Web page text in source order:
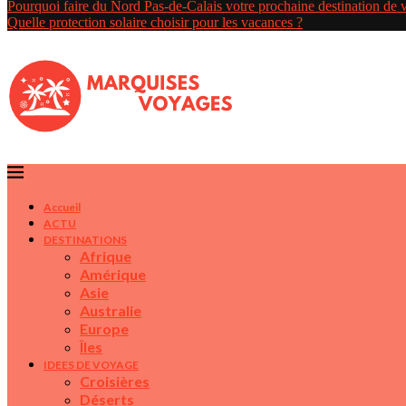
Pourquoi faire du Nord Pas-de-Calais votre prochaine destination de
Quelle protection solaire choisir pour les vacances ?
Accueil
ACTU
DESTINATIONS
Afrique
Amérique
Asie
Australie
Europe
Îles
IDEES DE VOYAGE
Croisières
Déserts